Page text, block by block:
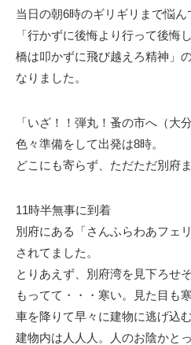
当日の朝6時のギリギリまで悩ん
「行かずに後悔より行って後悔
橋は叩かずに飛び越えろ精神」
なりました。
「いざ！！弾丸！蚤の市へ（大
色々準備をして出発は8時。
どこにも寄らず、ただただ別府
11時半無事に到着
別府にある「さんふらわあフェ
されてました。
とりあえず、別府湾を見下ろせ
もってて・・・寒い。見た目も寒
車を降りて早々に建物に逃げ込む
建物内は人人人。人のお陰かとっ